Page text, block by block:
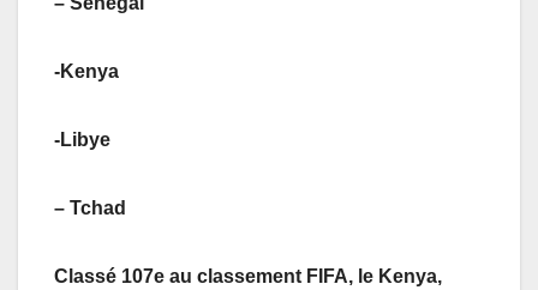
-Kenya
-Libye
– Tchad
Classé 107e au classement FIFA, le Kenya,